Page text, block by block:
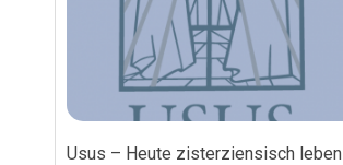
Usus – Heute zisterziensisch leben